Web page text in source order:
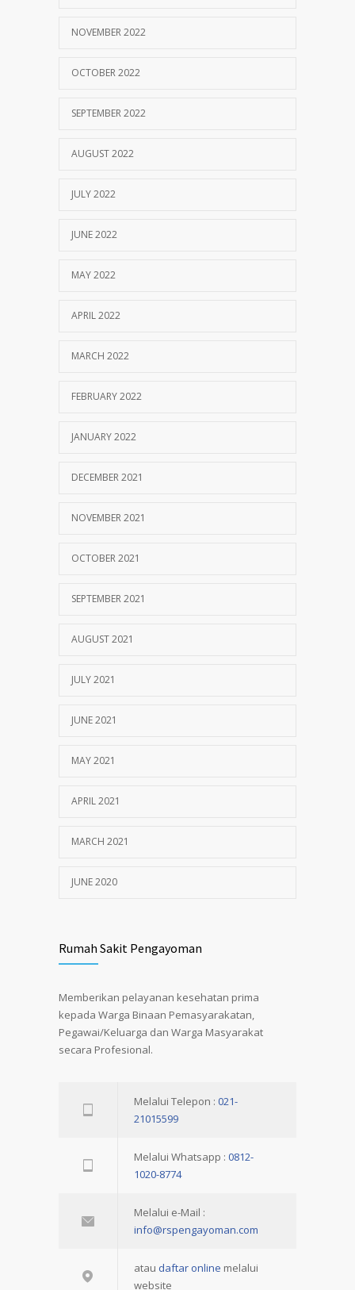
NOVEMBER 2022
OCTOBER 2022
SEPTEMBER 2022
AUGUST 2022
JULY 2022
JUNE 2022
MAY 2022
APRIL 2022
MARCH 2022
FEBRUARY 2022
JANUARY 2022
DECEMBER 2021
NOVEMBER 2021
OCTOBER 2021
SEPTEMBER 2021
AUGUST 2021
JULY 2021
JUNE 2021
MAY 2021
APRIL 2021
MARCH 2021
JUNE 2020
Rumah Sakit Pengayoman
Memberikan pelayanan kesehatan prima
kepada Warga Binaan Pemasyarakatan,
Pegawai/Keluarga dan Warga Masyarakat
secara Profesional.
Melalui Telepon : 021-
21015599
Melalui Whatsapp : 0812-
1020-8774
Melalui e-Mail :
info@rspengayoman.com
atau daftar online melalui
website